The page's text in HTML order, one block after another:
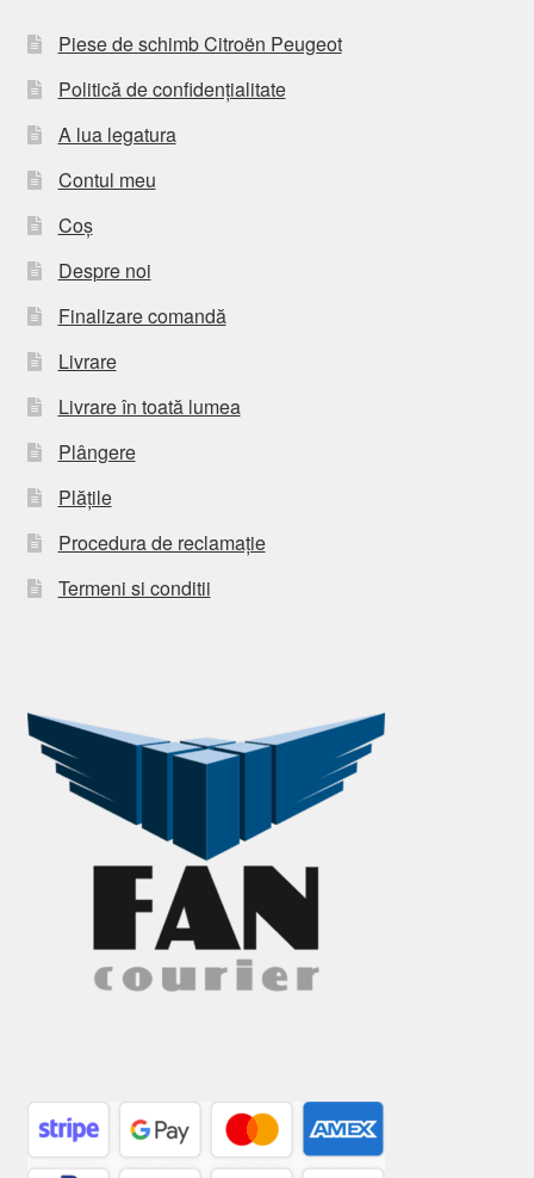
Piese de schimb Citroën Peugeot
Politică de confidențialitate
A lua legatura
Contul meu
Coș
Despre noi
Finalizare comandă
Livrare
Livrare în toată lumea
Plângere
Plățile
Procedura de reclamație
Termeni si conditii